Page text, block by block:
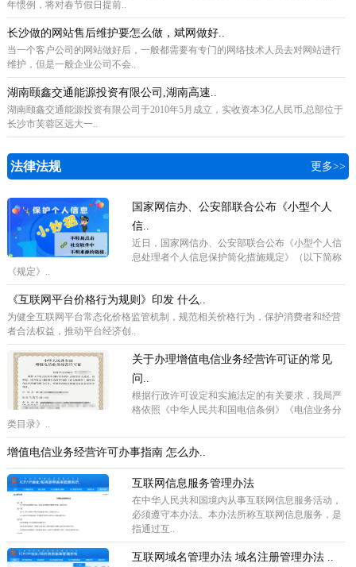
年惯例，将对春节假日提前..
长沙做的网站售后维护要怎么做，斌网做好..
当一个客户公司的网站做好后，一般都需要有专门的网络技术人员去对网站进行
维护，但是一般企业公司不会..
湖南颐鑫交通能源投资有限公司,湖南高速..
湖南颐鑫交通能源投资有限公司于2010年5月成立，实收资本3亿人民币,总部位于
长沙市芙蓉区远大一..
法律法规 更多>>
国家网信办、公安部联合公布《小型个人
信..
近日，国家网信办、公安部联合公布《小型个人信
息处理者个人信息保护简化措施规定》（以下简称
《规定》..
《互联网平台价格行为规则》印发 什么..
为健全互联网平台常态化价格监管机制，规范相关价格行为，保护消费者和经营
者合法权益，推动平台经济创..
关于办理增值电信业务经营许可证的常见
问..
根据行政许可设定和实施法定的有关要求，我局严
格依照《中华人民共和国电信条例》《电信业务分
类目录》..
增值电信业务经营许可办事指南 怎么办..
互联网信息服务管理办法
在中华人民共和国境内从事互联网信息服务活动，
必须遵守本办法。本办法所称互联网信息服务，是
指通过互..
互联网域名管理办法 域名注册管理办法 ..